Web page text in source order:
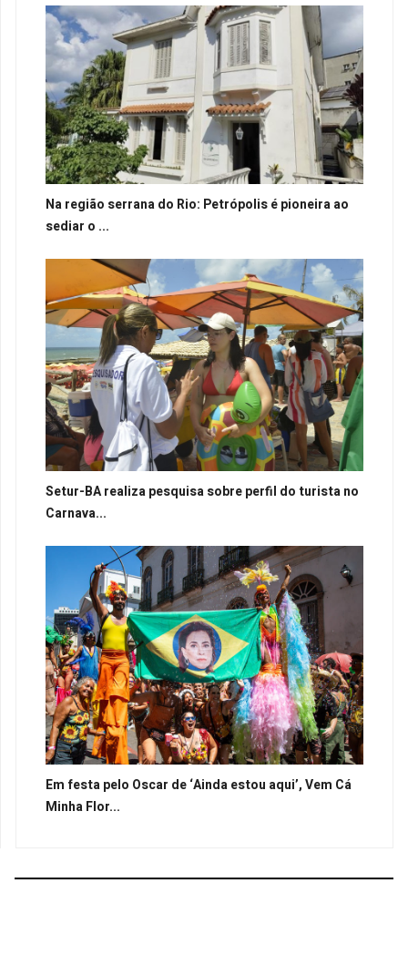
Na região serrana do Rio: Petrópolis é pioneira ao
sediar o ...
Setur-BA realiza pesquisa sobre perfil do turista no
Carnava...
Em festa pelo Oscar de ‘Ainda estou aqui’, Vem Cá
Minha Flor...